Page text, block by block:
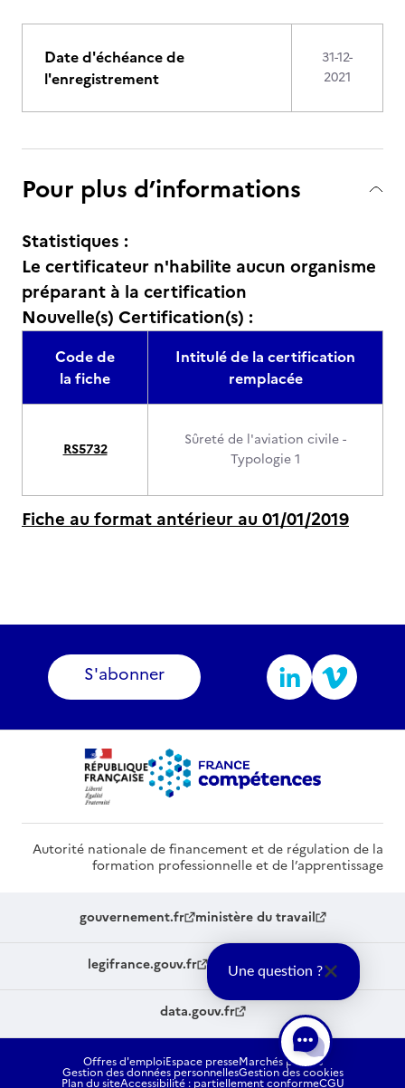
Date d'échéance de
l'enregistrement
31-12-
2021
Pour plus d’informations
Statistiques :
Le certificateur n'habilite aucun organisme
préparant à la certification
Nouvelle(s) Certification(s) :
Code de
la fiche
Intitulé de la certification
remplacée
RS5732
Sûreté de l'aviation civile -
Typologie 1
Fiche au format antérieur au 01/01/2019
S'abonner
Autorité nationale de financement et de régulation de la
formation professionnelle et de l’apprentissage
gouvernement.fr ministère du travail
legifrance.gouv.fr service-public.fr
data.gouv.fr
Offres d'emploiEspace presseMarchés publics
Gestion des données personnellesGestion des cookies
Plan du siteAccessibilité : partiellement conformeCGU
Une question ?